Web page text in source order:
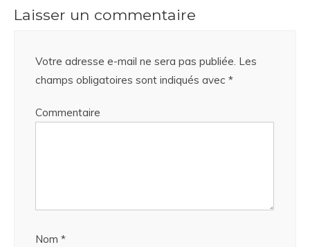
Laisser un commentaire
Votre adresse e-mail ne sera pas publiée. Les
champs obligatoires sont indiqués avec *
Commentaire
Nom *